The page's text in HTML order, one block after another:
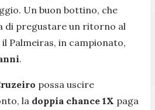
Un buon bottino, che
di pregustare un ritorno al
Palmeiras, in campionato,
.
possa uscire
la doppia chance 1X paga